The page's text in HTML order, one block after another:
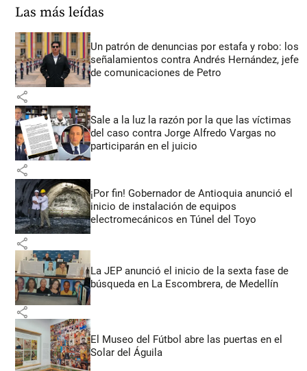
Las más leídas
Un patrón de denuncias por estafa y robo: los
señalamientos contra Andrés Hernández, jefe
de comunicaciones de Petro
share
Sale a la luz la razón por la que las víctimas
del caso contra Jorge Alfredo Vargas no
participarán en el juicio
share
¡Por fin! Gobernador de Antioquia anunció el
inicio de instalación de equipos
electromecánicos en Túnel del Toyo
share
La JEP anunció el inicio de la sexta fase de
búsqueda en La Escombrera, de Medellín
share
El Museo del Fútbol abre las puertas en el
Solar del Águila